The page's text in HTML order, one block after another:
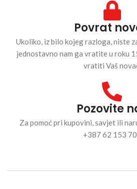
Povrat
Ukoliko, iz bilo kojeg razloga, niste
jednostavno nam ga vratite u roku
vratiti Vaš
Pozovite
Za pomoć pri kupovini, savjet ili
+387 62 153